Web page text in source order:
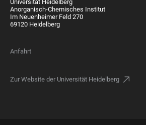
Universität Heidelberg
Anorganisch-Chemisches Institut
Im Neuenheimer Feld 270
69120 Heidelberg
Anfahrt
Zur Website der Universität Heidelberg